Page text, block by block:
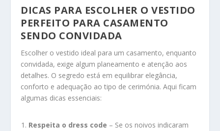
DICAS PARA ESCOLHER O VESTIDO
PERFEITO PARA CASAMENTO
SENDO CONVIDADA
Escolher o vestido ideal para um casamento, enquanto
convidada, exige algum planeamento e atenção aos
detalhes. O segredo está em equilibrar elegância,
conforto e adequação ao tipo de cerimónia. Aqui ficam
algumas dicas essenciais:
Respeita o dress code – Se os noivos indicaram